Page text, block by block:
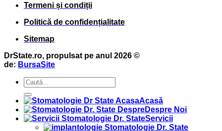
Termeni și condiții
Politică de confidențialitate
Sitemap
DrState.ro, propulsat pe anul 2026 ©
de: BursaSite
Acasă
Despre Noi
Servicii